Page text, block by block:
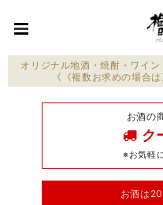
オリジナル地酒・焼酎・ワイ
《《複数お求めの場合
お酒の
ク
※お気軽
お酒は